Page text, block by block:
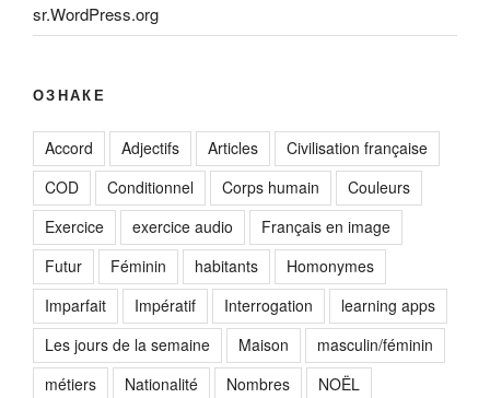
sr.WordPress.org
ОЗНАКЕ
Accord Adjectifs Articles
Civilisation française
COD
Conditionnel Corps humain
Couleurs
Exercice
exercice audio
Français en image
Futur
Féminin habitants
Homonymes
Imparfait
Impératif Interrogation
learning apps
Les jours de la semaine
Maison
masculin/féminin
métiers
Nationalité Nombres
NOËL